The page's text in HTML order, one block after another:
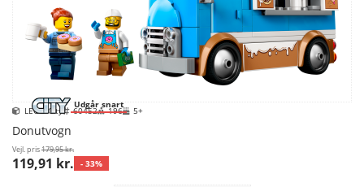
Udgår snart
LEGO City 60452 196 5+
Donutvogn
Vejl. pris179,95 kr.
119,91 kr. - 33%